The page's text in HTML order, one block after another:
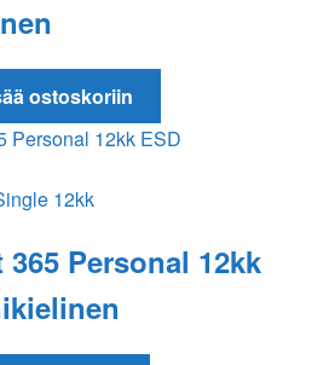
ostoskoriin
12kk
Personal 12kk